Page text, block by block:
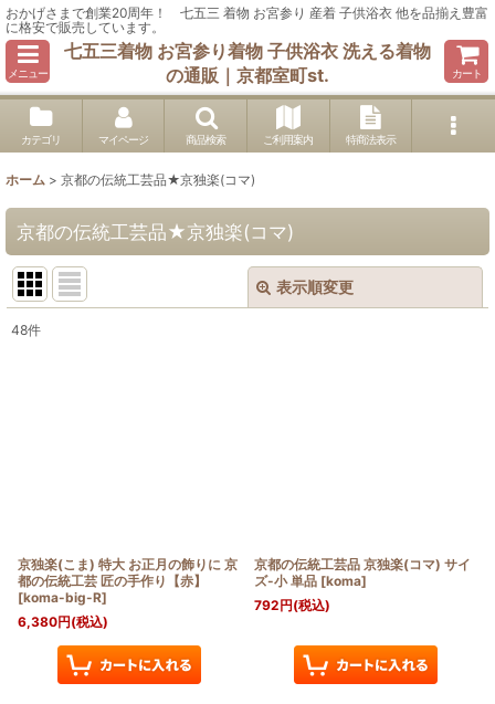
おかげさまで創業20周年！ 七五三 着物 お宮参り 産着 子供浴衣 他を品揃え豊富
に格安で販売しています。
メニュー
七五三着物 お宮参り着物 子供浴衣 洗える着物
の通販｜京都室町st.
カート
カテゴリ マイページ 商品検索 ご利用案内 特商法表示
ホーム > 京都の伝統工芸品★京独楽(コマ)
京都の伝統工芸品★京独楽(コマ)
表示順変更
48件
京独楽(こま) 特大 お正月の飾りに 京
都の伝統工芸 匠の手作り【赤】
[koma-big-R]
6,380円(税込)
京都の伝統工芸品 京独楽(コマ) サイ
ズ-小 単品 [koma]
792円(税込)